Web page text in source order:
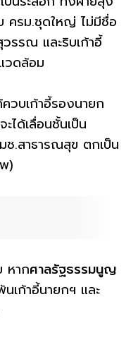
ครม.ชุดใหญ่ ไม่มีชื่อ
รรณ และริบเก้าอี้
วดล้อม
วบเก้าอี้รองนายก
ด้เลื่อนชั้นเป็น
.สาธารณสุข ตกเป็น
)
หากศาลรัฐธรรมนูญ
เก้าอี้นายกฯ และ